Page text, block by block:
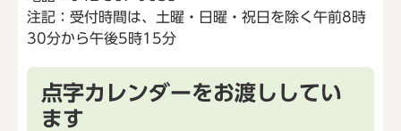
注記：受付時間は、土曜・日曜・祝日を除く午前8時
30分から午後5時15分
点字カレンダーをお渡ししてい
ます